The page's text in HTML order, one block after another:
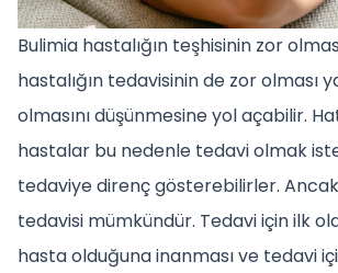
Bulimia hastalığın teşhisinin zor
hastalığın tedavisinin de zor olması
olmasını düşünmesine yol açabilir.
hastalar bu nedenle tedavi olmak
tedaviye direnç gösterebilirler. Ancak
tedavisi mümkündür. Tedavi için ilk
hasta olduğuna inanması ve tedavi